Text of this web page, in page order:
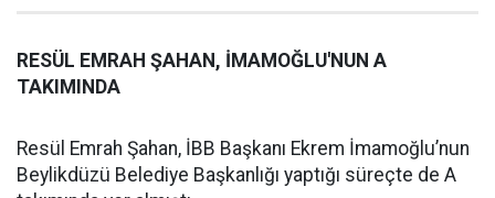
RESÜL EMRAH ŞAHAN, İMAMOĞLU'NUN A
TAKIMINDA
Resül Emrah Şahan, İBB Başkanı Ekrem İmamoğlu’nun
Beylikdüzü Belediye Başkanlığı yaptığı süreçte de A